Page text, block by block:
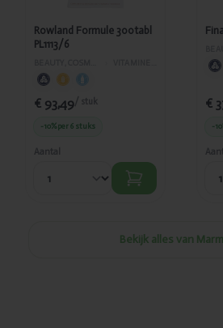
Rowland Formule 300tabl
PL1113/6
€ 93,49/ stuk
-10%per 6 stuks
Aantal
€
-
Bekijk alles van